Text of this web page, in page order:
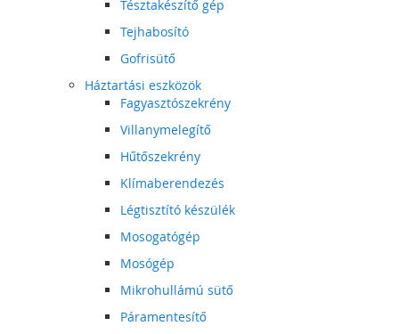
Tésztakészítő gép
Tejhabosító
Gofrisütő
Háztartási eszközök
Fagyasztószekrény
Villanymelegítő
Hűtőszekrény
Klímaberendezés
Légtisztító készülék
Mosogatógép
Mosógép
Mikrohullámú sütő
Páramentesítő